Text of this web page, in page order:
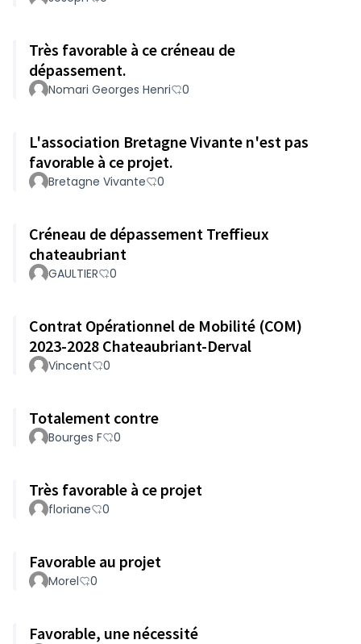
Très favorable à ce créneau de
dépassement.
Nomari Georges Henri 0
L'association Bretagne Vivante n'est pas
favorable à ce projet.
Bretagne Vivante 0
Créneau de dépassement Treffieux
chateaubriant
GAULTIER 0
Contrat Opérationnel de Mobilité (COM)
2023-2028 Chateaubriant-Derval
Vincent 0
Totalement contre
Bourges F 0
Très favorable à ce projet
floriane 0
Favorable au projet
Morel 0
Favorable, une nécessité